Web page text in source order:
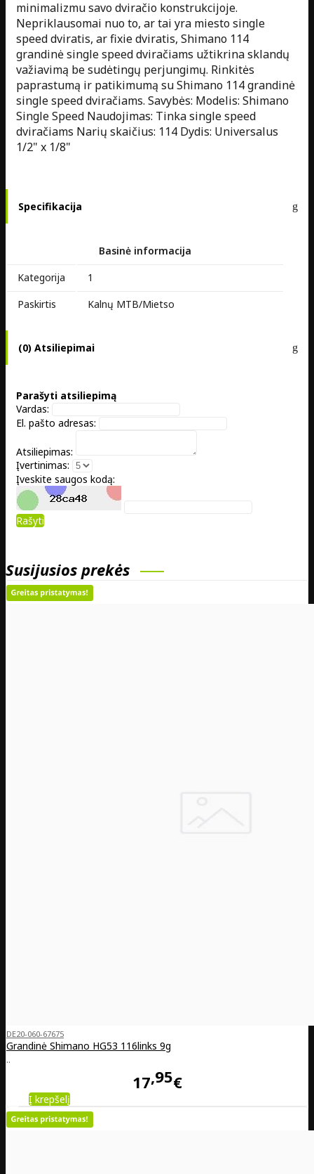
minimalizmu savo dviračio konstrukcijoje.
Nepriklausomai nuo to, ar tai yra miesto single
speed dviratis, ar fixie dviratis, Shimano 114
grandinė single speed dviračiams užtikrina sklandų
važiavimą be sudėtingų perjungimų. Rinkitės
paprastumą ir patikimumą su Shimano 114 grandinė
single speed dviračiams. Savybės: Modelis: Shimano
Single Speed Naudojimas: Tinka single speed
dviračiams Narių skaičius: 114 Dydis: Universalus
1/2" x 1/8"
Specifikacija
Basinė informacija
Kategorija
1
Paskirtis
Kalnų MTB/Mietso
(0) Atsiliepimai
Parašyti atsiliepimą
Vardas:
El. pašto adresas:
Atsiliepimas:
Įvertinimas:
Įveskite saugos kodą:
Rašyti
Susijusios prekės
DE20-060-67675
Grandinė Shimano HG53 116links 9g
..
17 95€
Į krepšelį